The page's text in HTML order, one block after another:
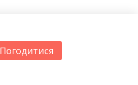
Погодитися